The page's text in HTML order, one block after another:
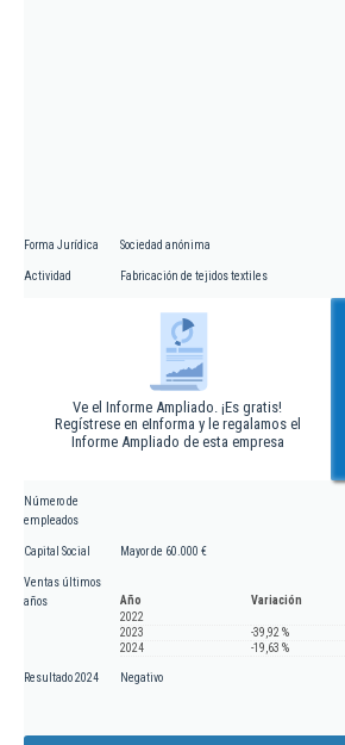
Forma Jurídica Sociedad anónima
Actividad Fabricación de tejidos textiles
Ve el Informe Ampliado. ¡Es gratis!
Regístrese en eInforma y le regalamos el
Informe Ampliado de esta empresa
Número de
empleados
Capital Social Mayor de 60.000 €
Ventas últimos
años
Año
Variación
2022
2023
-39,92 %
2024
-19,63 %
Resultado 2024 Negativo